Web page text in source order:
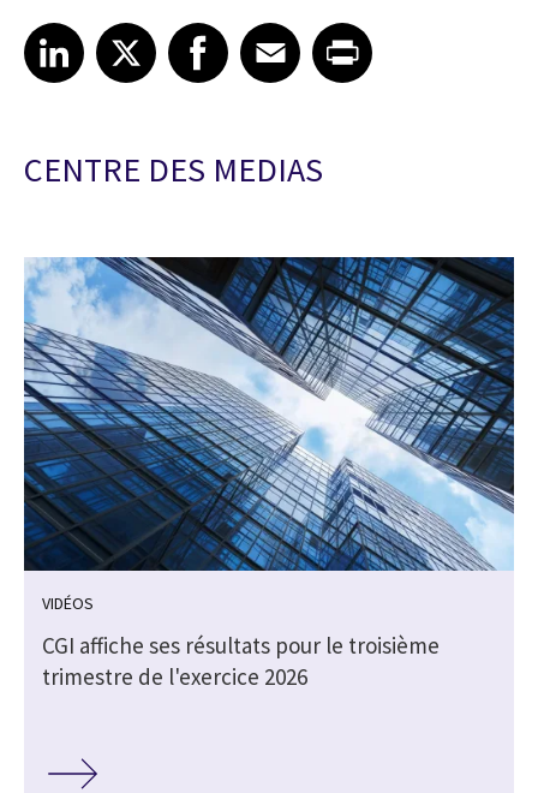
Share article on LinkedIn
LinkedIn
Share article on XShare article on Facebook
Facebook
Share article on Email
EmailShare article on Print
CENTRE DES MEDIAS
VIDÉOS
CGI affiche ses résultats pour le troisième
trimestre de l'exercice 2026